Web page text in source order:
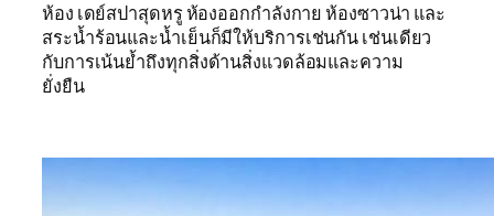
ห้อง เดย์สปาสุดหรู ห้องออกกำลังกาย ห้องซาวน่า และ
สระน้ำร้อนและน้ำเย็นก็มีให้บริการเช่นกัน เช่นเดียว
กับการเน้นย้ำถึงทุกสิ่งด้านสิ่งแวดล้อมและความ
ยั่งยืน